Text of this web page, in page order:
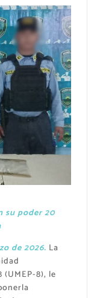
su poder 20
de 2026. La
8), le